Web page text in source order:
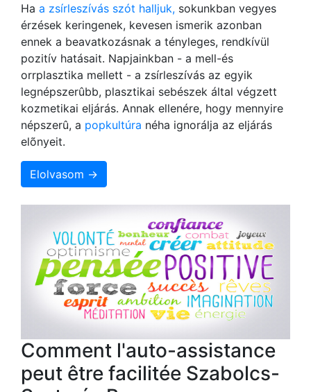
Ha a zsírleszívás szót halljuk, sokunkban vegyes
érzések keringenek, kevesen ismerik azonban
ennek a beavatkozásnak a tényleges, rendkívül
pozitív hatásait. Napjainkban - a mell-és
orrplasztika mellett - a zsírleszívás az egyik
legnépszerûbb, plasztikai sebészek által végzett
kozmetikai eljárás. Annak ellenére, hogy mennyire
népszerû, a popkultúra néha ignorálja az eljárás
elõnyeit.
Elolvasom →
Comment l'auto-assistance
peut être facilitée Szabolcs-